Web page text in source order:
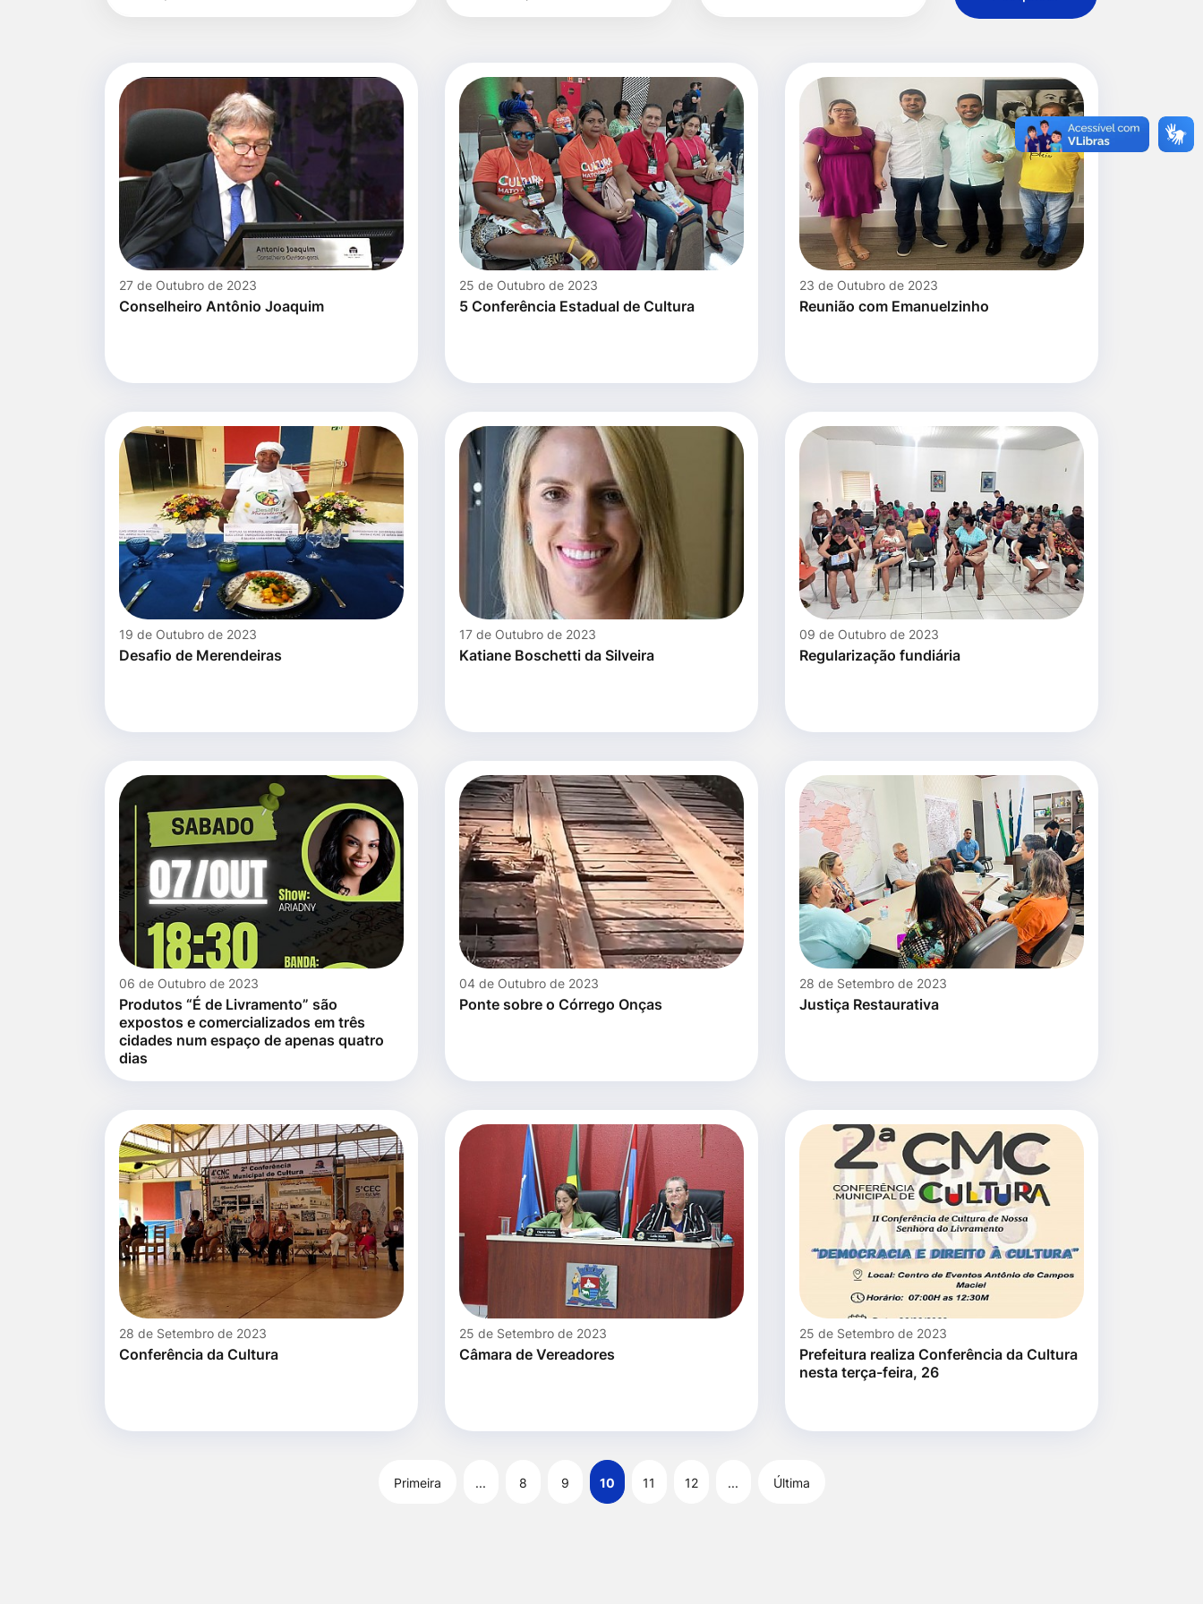
rodapé
[alt+4]
data
27 de Outubro de 2023
Conselheiro Antônio Joaquim
25 de Outubro de 2023
5 Conferência Estadual de Cultura
23 de Outubro de 2023
Reunião com Emanuelzinho
19 de Outubro de 2023
Desafio de Merendeiras
17 de Outubro de 2023
Katiane Boschetti da Silveira
09 de Outubro de 2023
Regularização fundiária
06 de Outubro de 2023
Produtos “É de Livramento” são
expostos e comercializados em três
cidades num espaço de apenas quatro
dias
04 de Outubro de 2023
Ponte sobre o Córrego Onças
28 de Setembro de 2023
Justiça Restaurativa
28 de Setembro de 2023
Conferência da Cultura
25 de Setembro de 2023
Câmara de Vereadores
25 de Setembro de 2023
Prefeitura realiza Conferência da Cultura
nesta terça-feira, 26
Primeira ... 8 9 10 11 12 ... Última